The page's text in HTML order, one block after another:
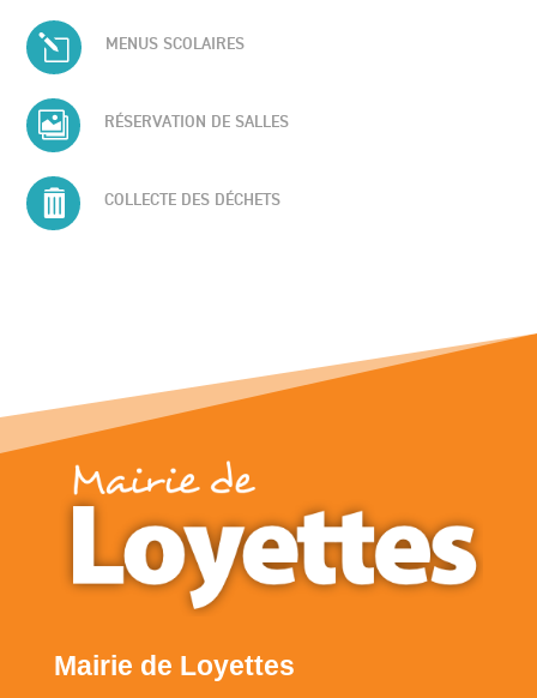
l MENUS SCOLAIRES
 RÉSERVATION DE SALLES
 COLLECTE DES DÉCHETS
Mairie de Loyettes